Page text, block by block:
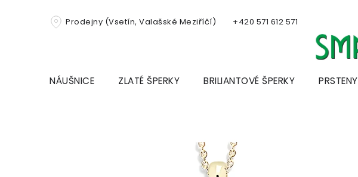
Prodejny (Vsetín, Valašské Meziříčí) +420 571 612 571
NÁUŠNICE ZLATÉ ŠPERKY BRILIANTOVÉ ŠPERKY PRSTENY